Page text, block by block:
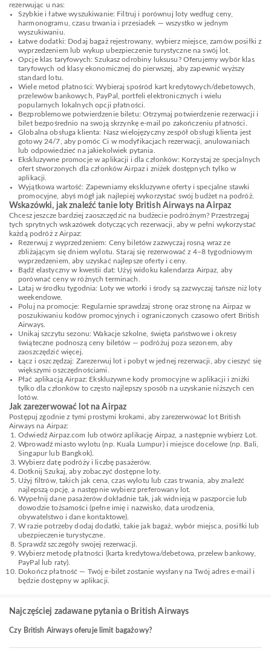
rezerwując u nas:
Szybkie i łatwe wyszukiwanie: Filtruj i porównuj loty według ceny,
harmonogramu, czasu trwania i przesiadek — wszystko w jednym
wyszukiwaniu.
Łatwe dodatki: Dodaj bagaż rejestrowany, wybierz miejsce, zamów posiłki z
wyprzedzeniem lub wykup ubezpieczenie turystyczne na swój lot.
Opcje klas taryfowych: Szukasz odrobiny luksusu? Oferujemy wybór klas
taryfowych od klasy ekonomicznej do pierwszej, aby zapewnić wyższy
standard lotu.
Wiele metod płatności: Wybieraj spośród kart kredytowych/debetowych,
przelewów bankowych, PayPal, portfeli elektronicznych i wielu
popularnych lokalnych opcji płatności.
Bezproblemowe potwierdzenie biletu: Otrzymaj potwierdzenie rezerwacji i
bilet bezpośrednio na swoją skrzynkę e-mail po zakończeniu płatności.
Globalna obsługa klienta: Nasz wielojęzyczny zespół obsługi klienta jest
gotowy 24/7, aby pomóc Ci w modyfikacjach rezerwacji, anulowaniach
lub odpowiedzieć na jakiekolwiek pytania.
Ekskluzywne promocje w aplikacji i dla członków: Korzystaj ze specjalnych
ofert stworzonych dla członków Airpaz i zniżek dostępnych tylko w
aplikacji.
Wyjątkowa wartość: Zapewniamy ekskluzywne oferty i specjalne stawki
promocyjne, abyś mógł jak najlepiej wykorzystać swój budżet na podróż.
Wskazówki, jak znaleźć tanie loty British Airways na Airpaz
Chcesz jeszcze bardziej zaoszczędzić na budżecie podróżnym? Przestrzegaj
tych sprytnych wskazówek dotyczących rezerwacji, aby w pełni wykorzystać
każdą podróż z Airpaz:
Rezerwuj z wyprzedzeniem: Ceny biletów zazwyczaj rosną wraz ze
zbliżającym się dniem wylotu. Staraj się rezerwować z 4–8 tygodniowym
wyprzedzeniem, aby uzyskać najlepsze oferty i ceny.
Bądź elastyczny w kwestii dat: Użyj widoku kalendarza Airpaz, aby
porównać ceny w różnych terminach.
Lataj w środku tygodnia: Loty we wtorki i środy są zazwyczaj tańsze niż loty
weekendowe.
Poluj na promocje: Regularnie sprawdzaj stronę oraz stronę na Airpaz w
poszukiwaniu kodów promocyjnych i ograniczonych czasowo ofert British
Airways.
Unikaj szczytu sezonu: Wakacje szkolne, święta państwowe i okresy
świąteczne podnoszą ceny biletów — podróżuj poza sezonem, aby
zaoszczędzić więcej.
Łącz i oszczędzaj: Zarezerwuj lot i pobyt w jednej rezerwacji, aby cieszyć się
większymi oszczędnościami.
Płać aplikacją Airpaz: Ekskluzywne kody promocyjne w aplikacji i zniżki
tylko dla członków to często najlepszy sposób na uzyskanie niższych cen
lotów.
Jak zarezerwować lot na Airpaz
Postępuj zgodnie z tymi prostymi krokami, aby zarezerwować lot British
Airways na Airpaz:
Odwiedź Airpaz.com lub otwórz aplikację Airpaz, a następnie wybierz Lot.
Wprowadź miasto wylotu (np. Kuala Lumpur) i miejsce docelowe (np. Bali,
Singapur lub Bangkok).
Wybierz datę podróży i liczbę pasażerów.
Dotknij Szukaj, aby zobaczyć dostępne loty.
Użyj filtrów, takich jak cena, czas wylotu lub czas trwania, aby znaleźć
najlepszą opcję, a następnie wybierz preferowany lot.
Wypełnij dane pasażerów dokładnie tak, jak widnieją w paszporcie lub
dowodzie tożsamości (pełne imię i nazwisko, data urodzenia,
obywatelstwo i dane kontaktowe).
W razie potrzeby dodaj dodatki, takie jak bagaż, wybór miejsca, posiłki lub
ubezpieczenie turystyczne.
Sprawdź szczegóły swojej rezerwacji.
Wybierz metodę płatności (karta kredytowa/debetowa, przelew bankowy,
PayPal lub raty).
Dokończ płatność — Twój e-bilet zostanie wysłany na Twój adres e-mail i
będzie dostępny w aplikacji.
Najczęściej zadawane pytania o British Airways
Czy British Airways oferuje limit bagażowy?